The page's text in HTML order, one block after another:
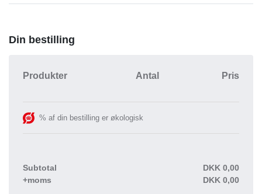
Din bestilling
Produkter Antal Pris
% af din bestilling er økologisk
Subtotal DKK 0,00
+moms
DKK 0,00